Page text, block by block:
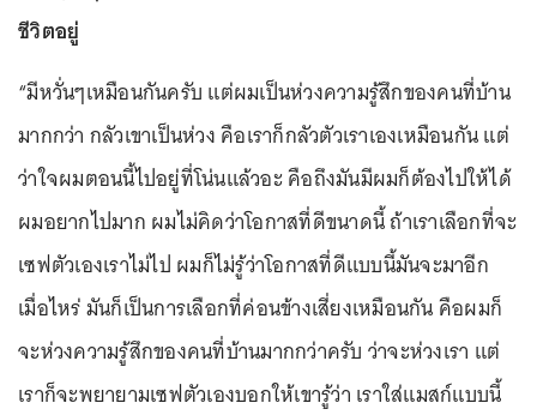
ชีวิตอยู่
“มีหวั่นๆเหมือนกันครับ แต่ผมเป็นห่วงความรู้สึกของคนที่บ้าน
มากกว่า กลัวเขาเป็นห่วง คือเราก็กลัวตัวเราเองเหมือนกัน แต่
ว่าใจผมตอนนี้ไปอยู่ที่โน่นแล้วอะ คือถึงมันมีผมก็ต้องไปให้ได้
ผมอยากไปมาก ผมไม่คิดว่าโอกาสที่ดีขนาดนี้ ถ้าเราเลือกที่จะ
เซฟตัวเองเราไม่ไป ผมก็ไม่รู้ว่าโอกาสที่ดีแบบนี้มันจะมาอีก
เมื่อไหร่ มันก็เป็นการเลือกที่ค่อนข้างเสี่ยงเหมือนกัน คือผมก็
จะห่วงความรู้สึกของคนที่บ้านมากกว่าครับ ว่าจะห่วงเรา แต่
เราก็จะพยายามเซฟตัวเองบอกให้เขารู้ว่า เราใส่แมสก์แบบนี้